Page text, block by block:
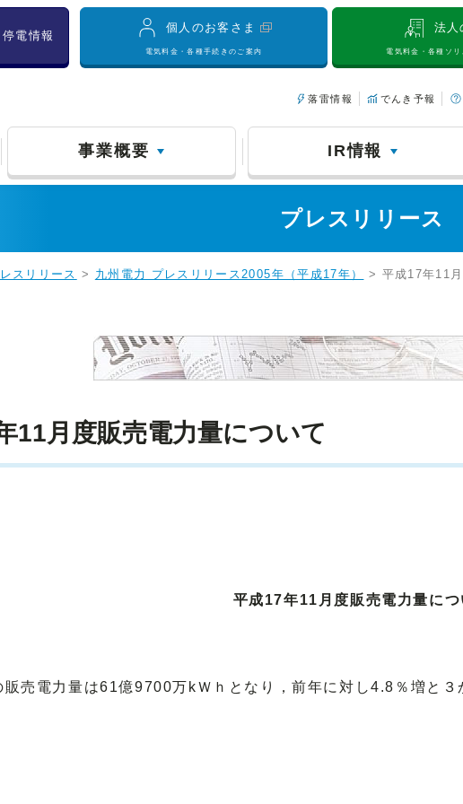
停電情報
個人のお客さま
電気料金・各種手続きのご案内
法人
電気料金・各種ソ
落雷情報 でんき予報
事業概要 IR情報
プレスリリース
スリリース > 九州電力 プレスリリース2005年（平成17年） > 平成17年11
11月度販売電力量について
平成17年11月度販売電力量につ
売電力量は61億9700万kＷｈとなり，前年に対し4.8％増と３